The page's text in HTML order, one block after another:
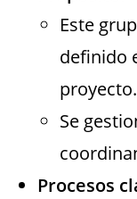
Este
definido
proyecto.
Se
Procesos